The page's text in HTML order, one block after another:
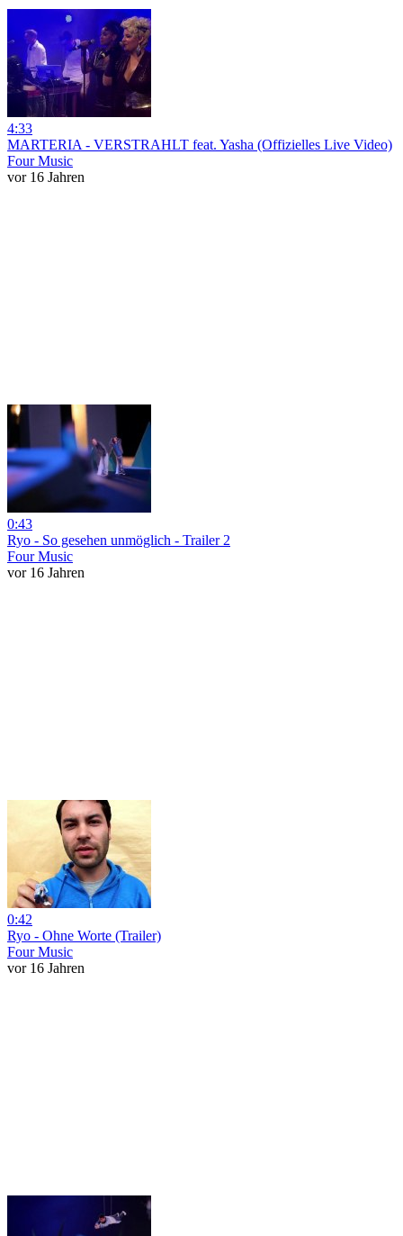
4:33
MARTERIA - VERSTRAHLT feat. Yasha (Offizielles Live Video)
Four Music
vor 16 Jahren
0:43
Ryo - So gesehen unmöglich - Trailer 2
Four Music
vor 16 Jahren
0:42
Ryo - Ohne Worte (Trailer)
Four Music
vor 16 Jahren